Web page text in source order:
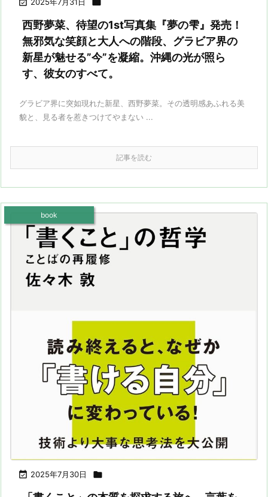

西野夢菜、待望の1st写真集『夢の雫』発売！
無邪気な笑顔と大人への階段、グラビア界の
新星が魅せる”今”を凝縮。沖縄の光が照ら
す、彼女のすべて。
グラビア界に突如現れた新星、西野夢菜。その透明感あふれる美
貌と、見る者を惹きつけてやまない ...
記事を読む
 2025年7月30日 
book